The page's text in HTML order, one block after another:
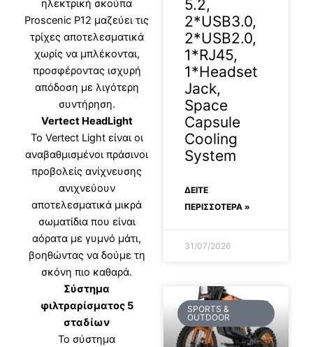
ηλεκτρική σκούπα
Proscenic P12 μαζεύει τις
τρίχες αποτελεσματικά
χωρίς να μπλέκονται,
προσφέροντας ισχυρή
απόδοση με λιγότερη
συντήρηση.
Vertect HeadLight
Το Vertect Light είναι οι
αναβαθμισμένοι πράσινοι
προβολείς ανίχνευσης
ανιχνεύουν
αποτελεσματικά μικρά
σωματίδια που είναι
αόρατα με γυμνό μάτι,
βοηθώντας να δούμε τη
σκόνη πιο καθαρά.
Σύστημα
φιλτραρίσματος 5
σταδίων
Το σύστημα
5.2,
2*USB3.0,
2*USB2.0,
1*RJ45,
1*Headset
Jack,
Space
Capsule
Cooling
System
ΔΕΊΤΕ
ΠΕΡΙΣΣΟΤΕΡΑ »
31/07/2026
SPORTS &
OUTDOOR